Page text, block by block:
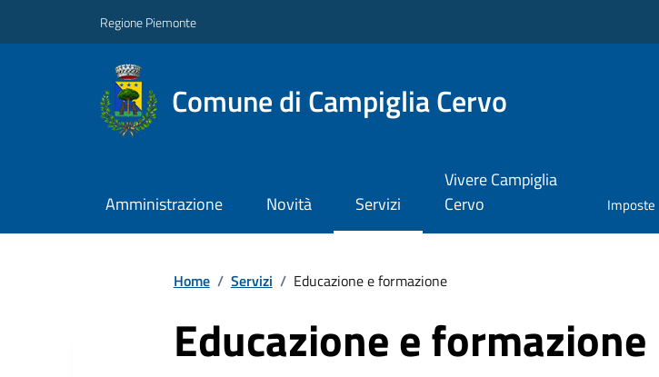
Regione Piemonte
Comune di Campiglia Cervo
Amministrazione Novità Servizi
Vivere Campiglia
Cervo
Imposte
Home / Servizi / Educazione e formazione
Educazione e formazione